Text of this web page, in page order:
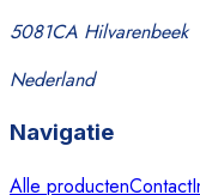
5081CA Hilvarenbeek
Nederland
Navigatie
Alle productenContact